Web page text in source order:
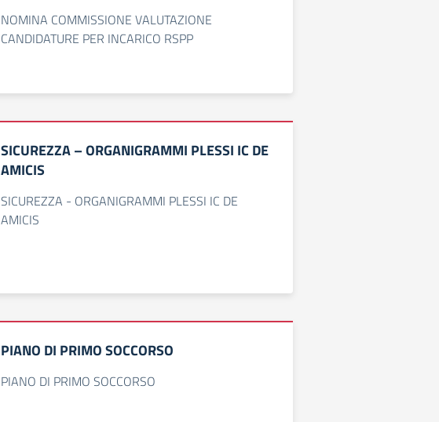
NOMINA COMMISSIONE VALUTAZIONE
CANDIDATURE PER INCARICO RSPP
SICUREZZA – ORGANIGRAMMI PLESSI IC DE
AMICIS
SICUREZZA - ORGANIGRAMMI PLESSI IC DE
AMICIS
PIANO DI PRIMO SOCCORSO
PIANO DI PRIMO SOCCORSO